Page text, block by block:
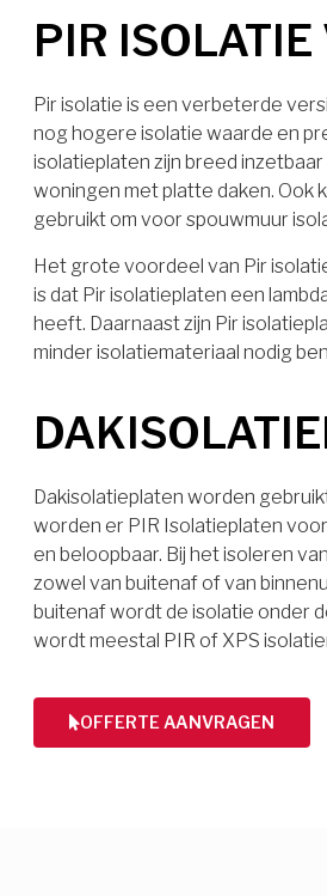
PIR
Pir isolatie is een verbeterde
nog hogere isolatie waarde en
isolatieplaten zijn breed
woningen met platte daken. Ook
gebruikt om voor spouwmuur
Het grote voordeel van Pir
is dat Pir isolatieplaten een
heeft. Daarnaast zijn Pir
minder isolatiemateriaal nodig
Dakisolatieplaten worden
worden er PIR Isolatieplaten
en beloopbaar. Bij het isoleren
zowel van buitenaf of van
buitenaf wordt de isolatie onder
wordt meestal PIR of XPS
OFFERTE AANVRAGEN